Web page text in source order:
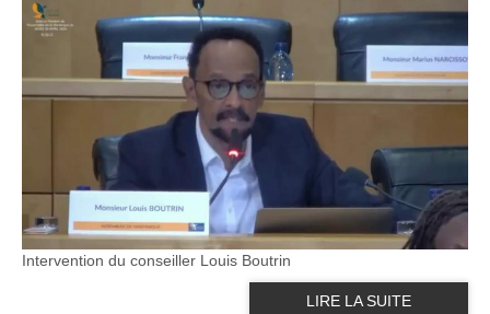
Intervention du conseiller Louis Boutrin
LIRE LA SUITE